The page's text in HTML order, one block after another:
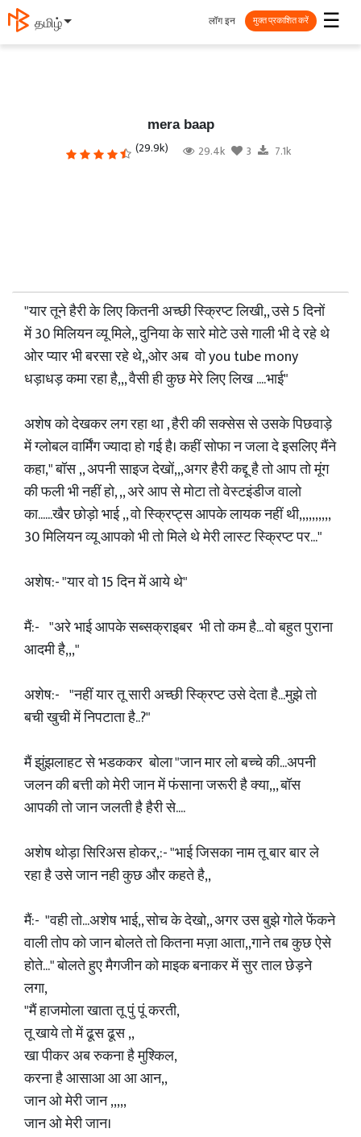
தமிழ் ☰
लॉग इन मुक्त प्रकाशित करें
mera baap
(29.9k) 29.4k 3 7.1k
"यार तूने हैरी के लिए कितनी अच्छी स्क्रिप्ट लिखी,, उसे 5 दिनों
में 30 मिलियन व्यू मिले,, दुनिया के सारे मोटे उसे गाली भी दे रहे थे
ओर प्यार भी बरसा रहे थे,,ओर अब वो you tube mony
धड़ाधड़ कमा रहा है,,, वैसी ही कुछ मेरे लिए लिख ....भाई"
अशेष को देखकर लग रहा था , हैरी की सक्सेस से उसके पिछवाड़े
में ग्लोबल वार्मिंग ज्यादा हो गई है। कहीं सोफा न जला दे इसलिए मैंने
कहा," बॉस ,, अपनी साइज देखों,,,अगर हैरी कद्दू है तो आप तो मूंग
की फली भी नहीं हो, ,, अरे आप से मोटा तो वेस्टइंडीज वालो
का......खैर छोड़ो भाई ,, वो स्क्रिप्ट्स आपके लायक नहीं थी,,,,,,,,,,
30 मिलियन व्यू आपको भी तो मिले थे मेरी लास्ट स्क्रिप्ट पर..."
अशेष:- "यार वो 15 दिन में आये थे"
मैं:- "अरे भाई आपके सब्सक्राइबर भी तो कम है... वो बहुत पुराना
आदमी है,,,"
अशेष:- "नहीं यार तू सारी अच्छी स्क्रिप्ट उसे देता है...मुझे तो
बची खुची में निपटाता है..?"
मैं झुंझलाहट से भडककर बोला "जान मार लो बच्चे की...अपनी
जलन की बत्ती को मेरी जान में फंसाना जरूरी है क्या,,, बॉस
आपकी तो जान जलती है हैरी से....
अशेष थोड़ा सिरिअस होकर,:- "भाई जिसका नाम तू बार बार ले
रहा है उसे जान नही कुछ और कहते है,,
मैं:- "वही तो...अशेष भाई,, सोच के देखो,, अगर उस बुझे गोले फेंकने
वाली तोप को जान बोलते तो कितना मज़ा आता,,गाने तब कुछ ऐसे
होते..." बोलते हुए मैगजीन को माइक बनाकर में सुर ताल छेड़ने
लगा,
"मैं हाजमोला खाता तू पुं पूं करती,
तू खाये तो में ढूस ढूस ,,
खा पीकर अब रुकना है मुश्किल,
करना है आसाआ आ आ आन,,
जान ओ मेरी जान ,,,,,
जान ओ मेरी जान।